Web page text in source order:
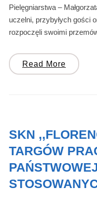
Pielęgniarstwa –
uczelni, przybyłych gości
rozpoczęli swoimi
Read More
SKN
TARGÓW